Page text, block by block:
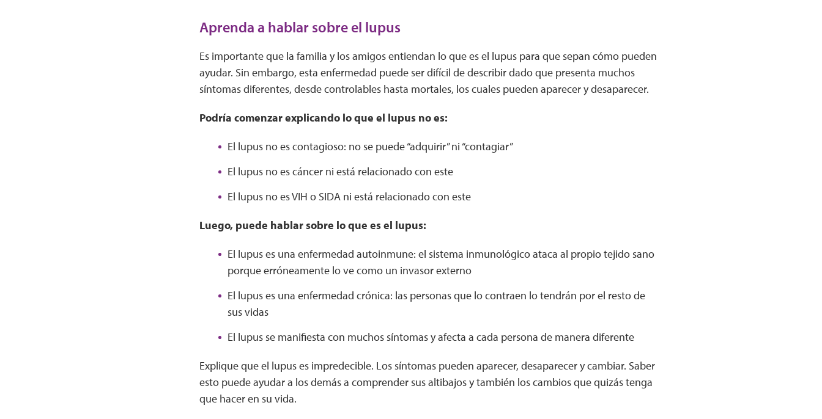
Aprenda a hablar sobre el lupus
Es importante que la familia y los amigos entiendan lo que es el lupus para que sepan cómo pueden
ayudar. Sin embargo, esta enfermedad puede ser difícil de describir dado que presenta muchos
síntomas diferentes, desde controlables hasta mortales, los cuales pueden aparecer y desaparecer.
Podría comenzar explicando lo que el lupus no es:
El lupus no es contagioso: no se puede “adquirir” ni “contagiar”
El lupus no es cáncer ni está relacionado con este
El lupus no es VIH o SIDA ni está relacionado con este
Luego, puede hablar sobre lo que es el lupus:
El lupus es una enfermedad autoinmune: el sistema inmunológico ataca al propio tejido sano
porque erróneamente lo ve como un invasor externo
El lupus es una enfermedad crónica: las personas que lo contraen lo tendrán por el resto de
sus vidas
El lupus se manifiesta con muchos síntomas y afecta a cada persona de manera diferente
Explique que el lupus es impredecible. Los síntomas pueden aparecer, desaparecer y cambiar. Saber
esto puede ayudar a los demás a comprender sus altibajos y también los cambios que quizás tenga
que hacer en su vida.